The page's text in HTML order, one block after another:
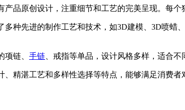
品原创设计，注重细节和工艺的完美呈现。每个
种先进的制作工艺和技术，如3D建模、3D喷
链、 手链 、戒指等单品，设计风格多样，适合不
精湛工艺和多样性选择等特点，能够满足消费